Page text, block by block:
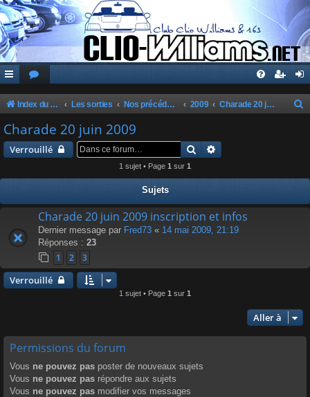
Index du forum Les sorties Nos précédentes sorties 2009 Charade 20 juin 2009
Charade 20 juin 2009
Verrouillé Rechercher
1 sujet • Page 1 sur 1
Sujets
Charade 20 juin 2009 inscription et infos
Dernier message par Fred73 « 14 mai 2009, 21:19
Réponses : 23
1 2 3
Verrouillé
1 sujet • Page 1 sur 1
Aller à
Permissions du forum
Vous ne pouvez pas poster de nouveaux sujets
Vous ne pouvez pas répondre aux sujets
Vous ne pouvez pas modifier vos messages